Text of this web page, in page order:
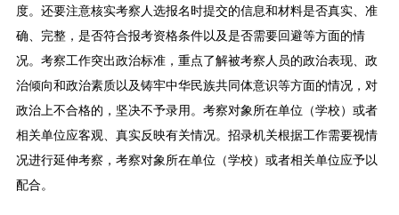
度。还要注意核实考察人选报名时提交的信息和材料是否真实、准
确、完整，是否符合报考资格条件以及是否需要回避等方面的情
况。考察工作突出政治标准，重点了解被考察人员的政治表现、政
治倾向和政治素质以及铸牢中华民族共同体意识等方面的情况，对
政治上不合格的，坚决不予录用。考察对象所在单位（学校）或者
相关单位应客观、真实反映有关情况。招录机关根据工作需要视情
况进行延伸考察，考察对象所在单位（学校）或者相关单位应予以
配合。